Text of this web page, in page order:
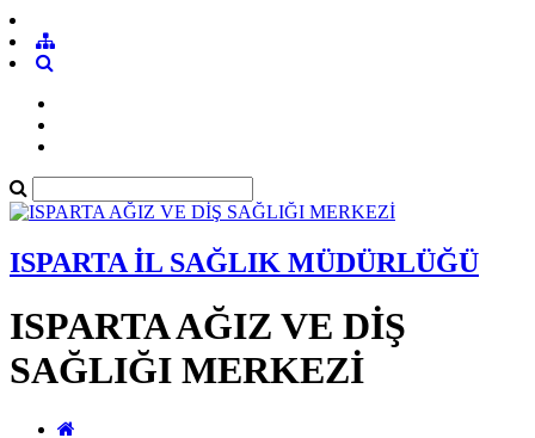
ISPARTA İL SAĞLIK MÜDÜRLÜĞÜ
ISPARTA AĞIZ VE DİŞ
SAĞLIĞI MERKEZİ